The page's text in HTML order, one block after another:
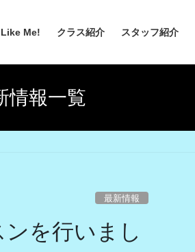
Me! クラス紹介 スタッフ紹介
情報一覧
最新情報
を行いまし